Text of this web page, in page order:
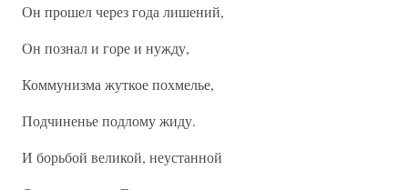
Он прошел через года лишений,
Он познал и горе и нужду,
Коммунизма жуткое похмелье,
Подчиненье подлому жиду.
И борьбой великой, неустанной